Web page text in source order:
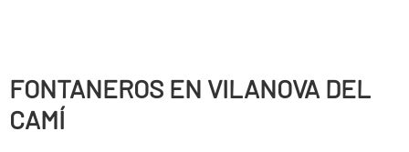
FONTANEROS EN VILANOVA DEL
CAMÍ